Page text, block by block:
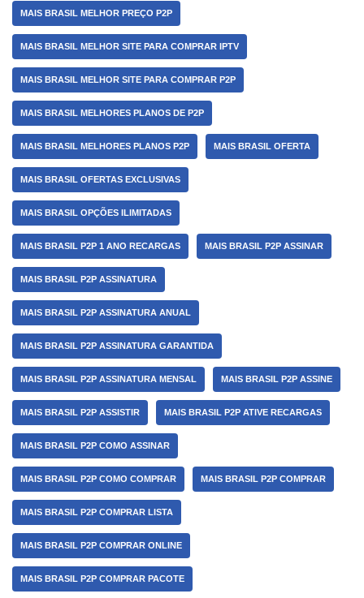
MAIS BRASIL MELHOR PREÇO P2P
MAIS BRASIL MELHOR SITE PARA COMPRAR IPTV
MAIS BRASIL MELHOR SITE PARA COMPRAR P2P
MAIS BRASIL MELHORES PLANOS DE P2P
MAIS BRASIL MELHORES PLANOS P2P MAIS BRASIL OFERTA
MAIS BRASIL OFERTAS EXCLUSIVAS
MAIS BRASIL OPÇÕES ILIMITADAS
MAIS BRASIL P2P 1 ANO RECARGAS MAIS BRASIL P2P ASSINAR
MAIS BRASIL P2P ASSINATURA
MAIS BRASIL P2P ASSINATURA ANUAL
MAIS BRASIL P2P ASSINATURA GARANTIDA
MAIS BRASIL P2P ASSINATURA MENSAL MAIS BRASIL P2P ASSINE
MAIS BRASIL P2P ASSISTIR MAIS BRASIL P2P ATIVE RECARGAS
MAIS BRASIL P2P COMO ASSINAR
MAIS BRASIL P2P COMO COMPRAR MAIS BRASIL P2P COMPRAR
MAIS BRASIL P2P COMPRAR LISTA
MAIS BRASIL P2P COMPRAR ONLINE
MAIS BRASIL P2P COMPRAR PACOTE